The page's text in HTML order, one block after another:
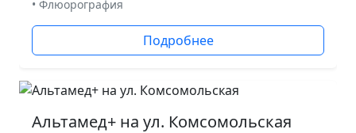
• Флюорография
Подробнее
Альтамед+ на ул. Комсомольская